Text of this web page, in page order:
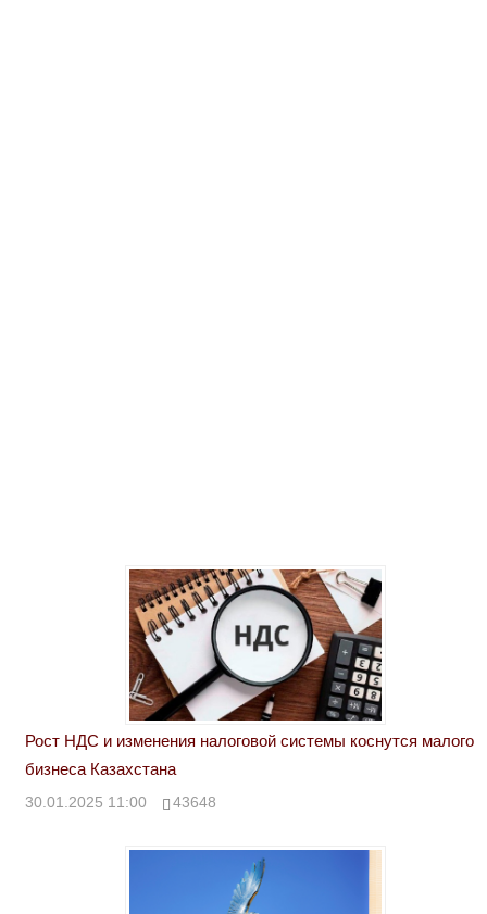
Рост НДС и изменения налоговой системы коснутся малого
бизнеса Казахстана
30.01.2025 11:00 43648